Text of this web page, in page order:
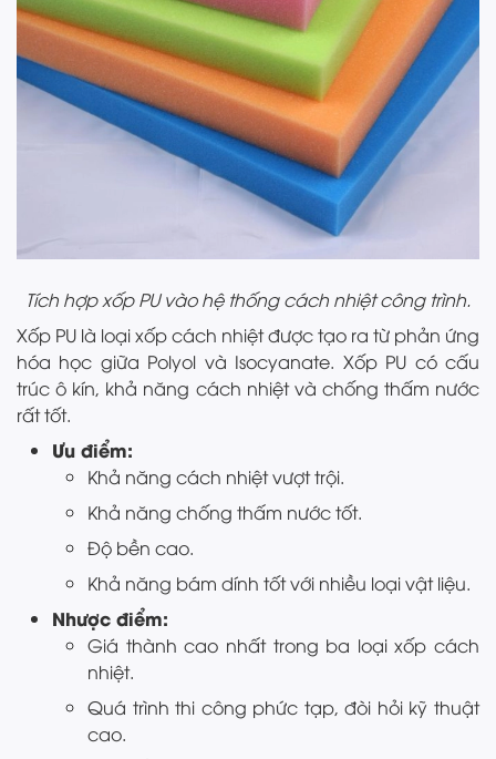
Tích hợp xốp PU vào hệ thống cách nhiệt công trình.
Xốp PU là loại xốp cách nhiệt được tạo ra từ phản ứng
hóa học giữa Polyol và Isocyanate. Xốp PU có cấu
trúc ô kín, khả năng cách nhiệt và chống thấm nước
rất tốt.
Ưu điểm:
Khả năng cách nhiệt vượt trội.
Khả năng chống thấm nước tốt.
Độ bền cao.
Khả năng bám dính tốt với nhiều loại vật liệu.
Nhược điểm:
Giá thành cao nhất trong ba loại xốp cách
nhiệt.
Quá trình thi công phức tạp, đòi hỏi kỹ thuật
cao.